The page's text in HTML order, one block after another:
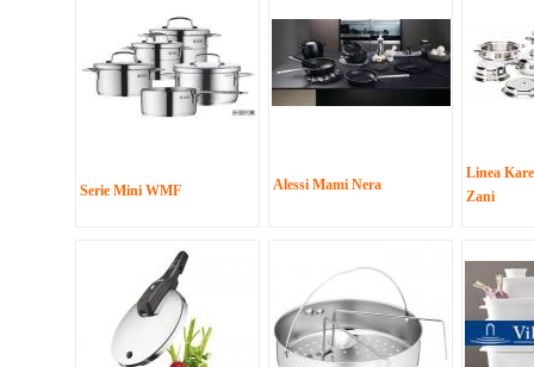
Serie Mini WMF Alessi Mami Nera
Linea
Zani